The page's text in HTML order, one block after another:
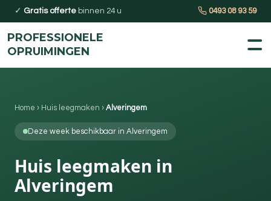
✓ Gratis offerte binnen 24 u 0493 08 93 59
PROFESSIONELE
OPRUIMINGEN
Home › Huis leegmaken › Alveringem
Deze week beschikbaar in Alveringem
Huis leegmaken in
Alveringem